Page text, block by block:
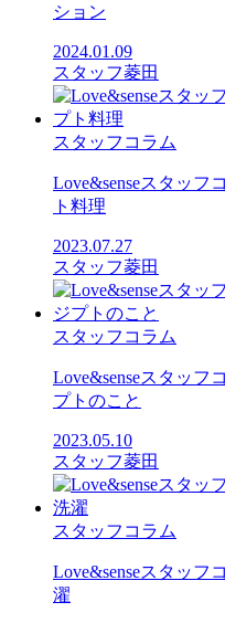
ション
2024.01.09
スタッフ菱田
スタッフコラム
Love&senseスタッ
ト料理
2023.07.27
スタッフ菱田
スタッフコラム
Love&senseスタッ
プトのこと
2023.05.10
スタッフ菱田
スタッフコラム
Love&senseスタッ
濯